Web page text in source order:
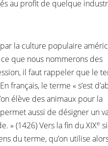
au profit de quelque
la culture populaire
que nous nommerons des
il faut rappeler que le
français, le terme « s’est
élève des animaux pour la
aussi de désigner un
» (1426) Vers la fin du XIXe
du terme, qu’on utilise